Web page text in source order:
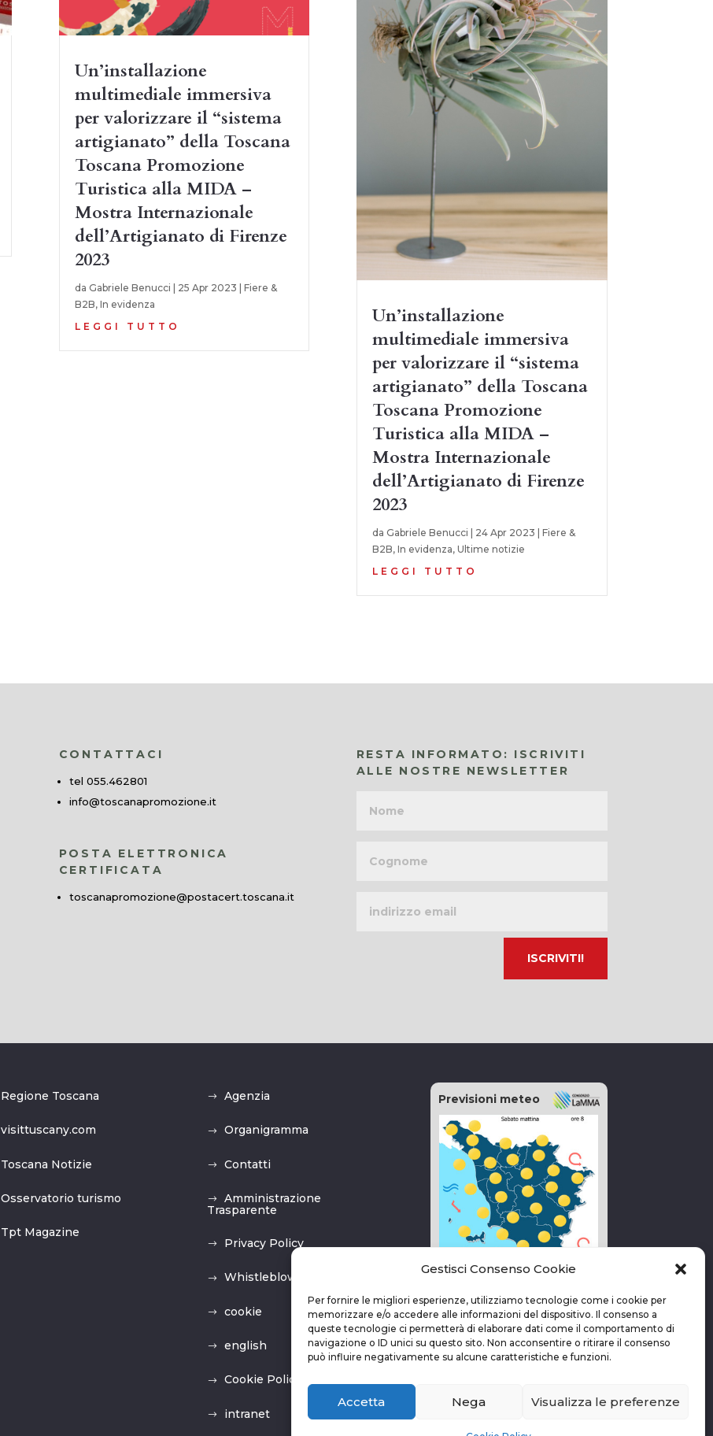
Gestisci Consenso Cookie
Per fornire le migliori esperienze, utilizziamo tecnologie come i cookie per
memorizzare e/o accedere alle informazioni del dispositivo. Il consenso a
queste tecnologie ci permetterà di elaborare dati come il comportamento di
navigazione o ID unici su questo sito. Non acconsentire o ritirare il consenso
può influire negativamente su alcune caratteristiche e funzioni.
Accetta Nega Visualizza le preferenze
Un’installazione
multimediale immersiva
per valorizzare il “sistema
artigianato” della Toscana
Toscana Promozione
Turistica alla MIDA –
Mostra Internazionale
dell’Artigianato di Firenze
2023
da Gabriele Benucci 25 Apr 2023
Fiere &
B2B, In evidenza
LEGGI TUTTO
Un’installazione
multimediale immersiva
per valorizzare il “sistema
artigianato” della Toscana
Toscana Promozione
Turistica alla MIDA –
Mostra Internazionale
dell’Artigianato di Firenze
2023
da Gabriele Benucci 24 Apr 2023
Fiere &
B2B, In evidenza, Ultime notizie
LEGGI TUTTO
CONTATTACI
tel 055.462801
info@toscanapromozione.it
POSTA ELETTRONICA
CERTIFICATA
toscanapromozione@postacert.toscana.it
RESTA INFORMATO: ISCRIVITI
ALLE NOSTRE NEWSLETTER
email
Regione Toscana
visittuscany.com
Toscana Notizie
Osservatorio turismo
Tpt Magazine
Agenzia
Organigramma
Contatti
Amministrazione
Trasparente
Privacy Policy
Whistleblowing
cookie
english
Cookie Policy (UE)
intranet
Previsioni meteo
vai alla pagina delle previsioni